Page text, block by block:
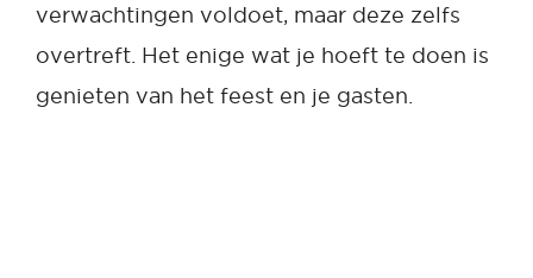
verwachtingen voldoet, maar deze zelfs
overtreft. Het enige wat je hoeft te doen is
genieten van het feest en je gasten.